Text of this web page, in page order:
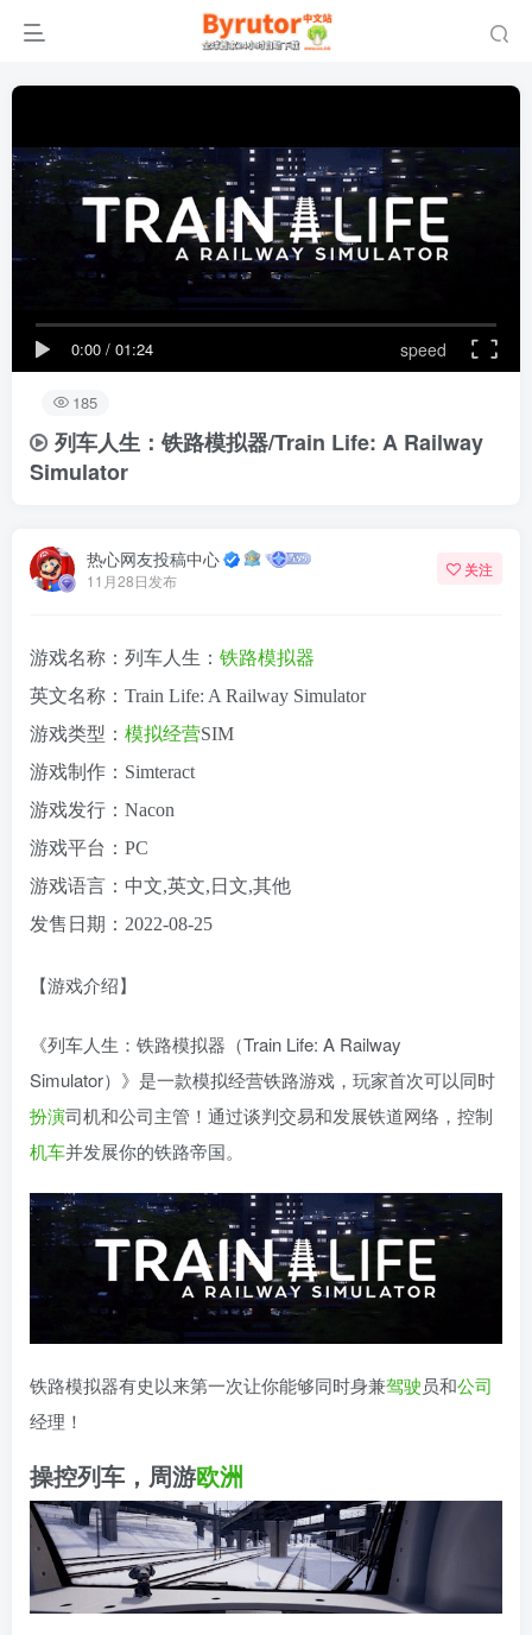
0:00 / 01:24 speed
185
列车人生：铁路模拟器/Train Life: A Railway
Simulator
热心网友投稿中心
11月28日发布
关注
游戏名称：列车人生： 铁路模拟器
英文名称：Train Life: A Railway Simulator
游戏类型： 模拟经营SIM
游戏制作：Simteract
游戏发行：Nacon
游戏平台：PC
游戏语言：中文,英文,日文,其他
发售日期：2022-08-25
【游戏介绍】
《列车人生：铁路模拟器（Train Life: A Railway
Simulator）》是一款模拟经营铁路游戏，玩家首次可以同时
扮演司机和公司主管！通过谈判交易和发展铁道网络，控制
机车并发展你的铁路帝国。
铁路模拟器有史以来第一次让你能够同时身兼驾驶员和公司
经理！
操控列车，周游欧洲